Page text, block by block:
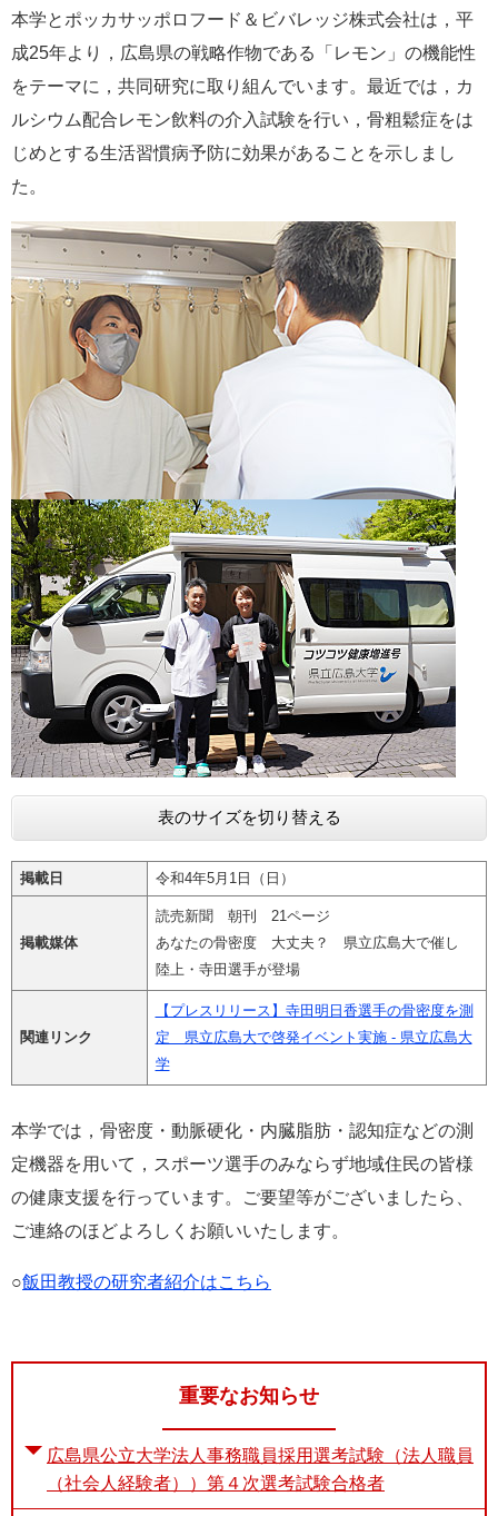
本学とポッカサッポロフード＆ビバレッジ株式会社は，平
成25年より，広島県の戦略作物である「レモン」の機能性
をテーマに，共同研究に取り組んでいます。最近では，カ
ルシウム配合レモン飲料の介⼊試験を⾏い，⾻粗鬆症をは
じめとする⽣活習慣病予防に効果があることを⽰しまし
た。
表のサイズを切り替える
掲載日 令和4年5月1日（日）
掲載媒体
読売新聞 朝刊 21ページ
あなたの骨密度 大丈夫？ 県立広島大で催し
陸上・寺田選手が登場
関連リンク
【プレスリリース】寺田明日香選手の骨密度を測
定 県立広島大で啓発イベント実施 - 県立広島大
学
本学では，⾻密度・動脈硬化・内臓脂肪・認知症などの測
定機器を用いて，スポーツ選⼿のみならず地域住⺠の皆様
の健康⽀援を⾏っています。ご要望等がございましたら、
ご連絡のほどよろしくお願いいたします。
○飯田教授の研究者紹介はこちら
重要なお知らせ
広島県公立大学法人事務職員採用選考試験（法人職員
（社会人経験者））第４次選考試験合格者